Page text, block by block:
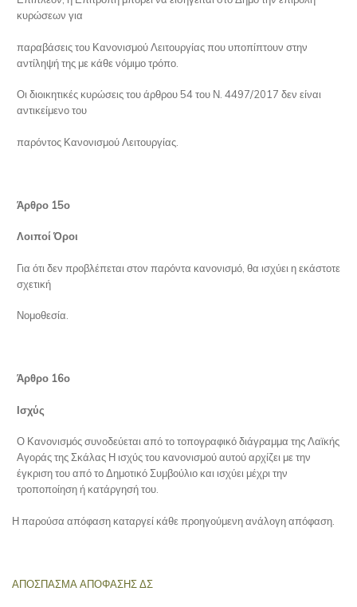
κυρώσεων για
παραβάσεις του Κανονισμού Λειτουργίας που υποπίπτουν στην
αντίληψή της με κάθε νόμιμο τρόπο.
Οι διοικητικές κυρώσεις του άρθρου 54 του Ν. 4497/2017 δεν είναι
αντικείμενο του
παρόντος Κανονισμού Λειτουργίας.
Άρθρο 15ο
Λοιποί Όροι
Για ότι δεν προβλέπεται στον παρόντα κανονισμό, θα ισχύει η εκάστοτε
σχετική
Νομοθεσία.
Άρθρο 16ο
Ισχύς
Ο Κανονισμός συνοδεύεται από το τοπογραφικό διάγραμμα της Λαϊκής
Αγοράς της Σκάλας Η ισχύς του κανονισμού αυτού αρχίζει με την
έγκριση του από το Δημοτικό Συμβούλιο και ισχύει μέχρι την
τροποποίηση ή κατάργησή του.
Η παρούσα απόφαση καταργεί κάθε προηγούμενη ανάλογη απόφαση.
ΑΠΟΣΠΑΣΜΑ ΑΠΟΦΑΣΗΣ ΔΣ